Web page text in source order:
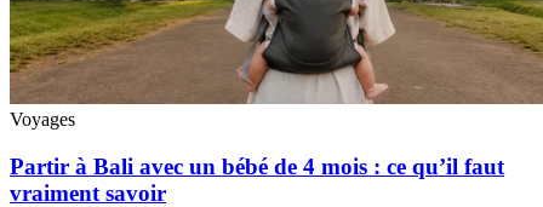
Voyages
Partir à Bali avec un bébé de 4 mois : ce qu’il faut
vraiment savoir